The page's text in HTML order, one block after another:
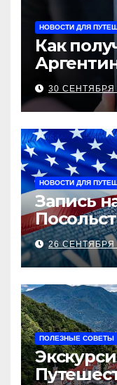
НОВОСТИ ДЛЯ
Как
30 СЕНТЯБРЯ
НОВОСТИ ДЛЯ
Запись
26 СЕНТЯБРЯ
ПОЛЕЗНЫЕ СОВЕТЫ